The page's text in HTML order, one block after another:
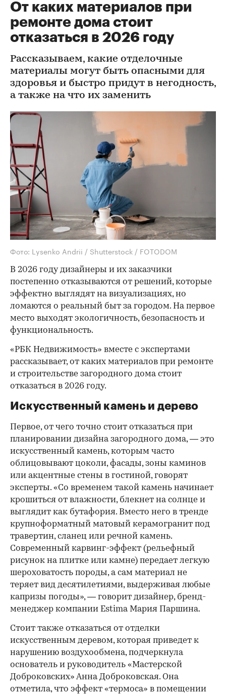
От каких материалов при
ремонте дома стоит
отказаться в 2026 году
Рассказываем, какие отделочные
материалы могут быть опасными для
здоровья и быстро придут в негодность,
а также на что их заменить
Фото: Lysenko Andrii / Shutterstock / FOTODOM
В 2026 году дизайнеры и их заказчики
постепенно отказываются от решений, которые
эффектно выглядят на визуализациях, но
ломаются о реальный быт за городом. На первое
место выходят экологичность, безопасность и
функциональность.
«РБК Недвижимость» вместе с экспертами
рассказывает, от каких материалов при ремонте
и строительстве загородного дома стоит
отказаться в 2026 году.
Искусственный камень и дерево
00:00 / 00:00
Первое, от чего точно стоит отказаться при
планировании дизайна загородного дома, — это
искусственный камень, которым часто
облицовывают цоколи, фасады, зоны каминов
или акцентные стены в гостиной, говорят
эксперты. «Со временем такой камень начинает
крошиться от влажности, блекнет на солнце и
выглядит как бутафория. Вместо него в тренде
крупноформатный матовый керамогранит под
травертин, сланец или речной камень.
Современный карвинг-эффект (рельефный
рисунок на плитке или камне) передает легкую
шероховатость породы, а сам материал не
теряет вид десятилетиями, выдерживая любые
капризы погоды», — говорит дизайнер, бренд-
менеджер компании Estima Мария Паршина.
Стоит также отказаться от отделки
искусственным деревом, которая приведет к
нарушению воздухообмена, подчеркнула
основатель и руководитель «Мастерской
Доброковских» Анна Доброковская. Она
отметила, что эффект «термоса» в помещении